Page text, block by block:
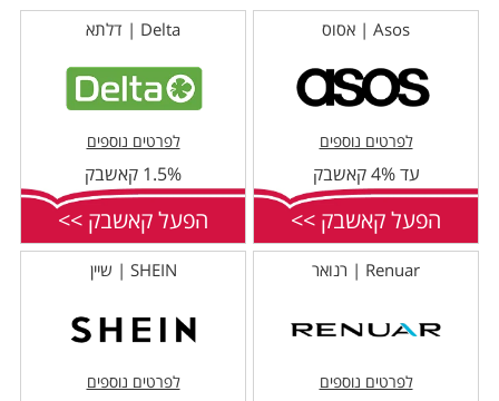
Asos | אסוס
לפרטים נוספים
עד 4% קאשבק
הפעל קאשבק >>
Delta | דלתא
לפרטים נוספים
1.5% קאשבק
הפעל קאשבק >>
Renuar | רנואר
לפרטים נוספים
SHEIN | שיין
לפרטים נוספים